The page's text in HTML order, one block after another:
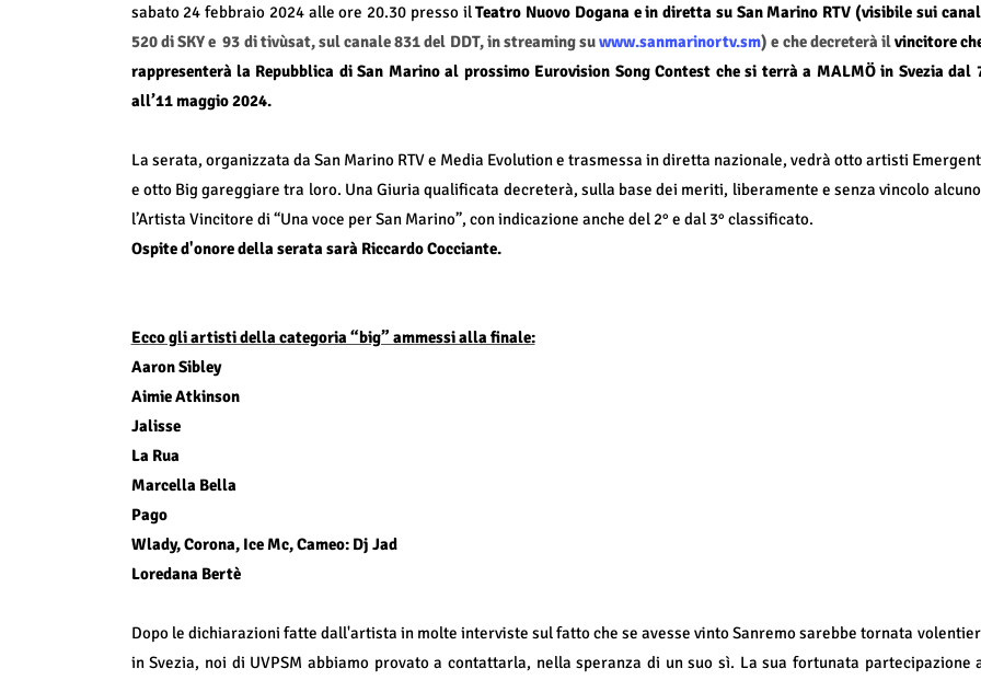
sabato 24 febbraio 2024 alle ore 20.30 presso ilTeatro Nuovo Dogana e in diretta su San Marino RTV (visibile sui
520 di SKY e 93 di tivùsat, sul canale 831 del DDT, in streaming suwww.sanmarinortv.sm) e che decreterà ilvincitore
rappresenterà la Repubblica di San Marino al prossimo Eurovision Song Contest che si terrà a MALMÖ in Svezia dal
all’11 maggio 2024.
La serata, organizzata da San Marino RTV e Media Evolution e trasmessa in diretta nazionale, vedrà otto artisti
e otto Big gareggiare tra loro. Una Giuria qualificata decreterà, sulla base dei meriti, liberamente e senza vincolo
l’Artista Vincitore di “Una voce per San Marino”, con indicazione anche del 2° e dal 3° classificato.
Ospite d'onore della serata sarà Riccardo Cocciante.
Ecco gli artisti della categoria “big” ammessi alla finale:
Aaron Sibley
Aimie Atkinson
Jalisse
La Rua
Marcella Bella
Pago
Wlady, Corona, Ice Mc, Cameo: Dj Jad
Loredana Bertè
Dopo le dichiarazioni fatte dall'artista in molte interviste sul fatto che se avesse vinto Sanremo sarebbe tornata
in Svezia, noi di UVPSM abbiamo provato a contattarla, nella speranza di un suo sì. La sua fortunata partecipazione